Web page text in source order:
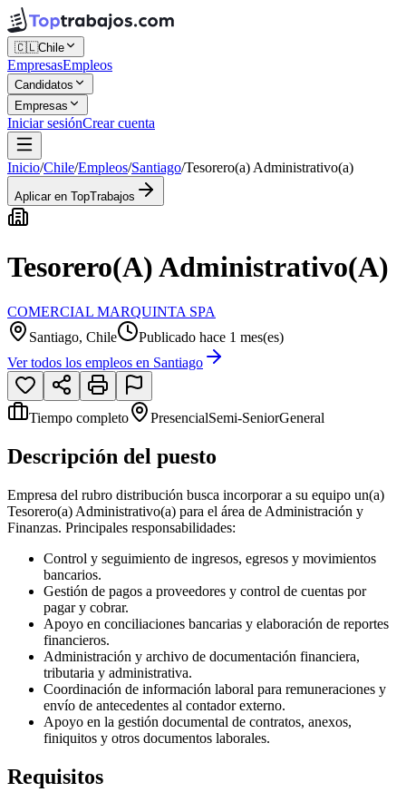
🇨🇱Chile
EmpresasEmpleos
Candidatos
Empresas
Iniciar sesiónCrear cuenta
Inicio/Chile/Empleos/Santiago/Tesorero(a) Administrativo(a)
Aplicar en TopTrabajos
Tesorero(a) Administrativo(a)
COMERCIAL MARQUINTA SPA
Santiago, Chile
Publicado hace 1 mes(es)
Ver todos los empleos en Santiago
Tiempo completo PresencialSemi-SeniorGeneral
Descripción del puesto
Empresa del rubro distribución busca incorporar a su equipo un(a)
Tesorero(a) Administrativo(a) para el área de Administración y
Finanzas. Principales responsabilidades:
Control y seguimiento de ingresos, egresos y movimientos
bancarios.
Gestión de pagos a proveedores y control de cuentas por
pagar y cobrar.
Apoyo en conciliaciones bancarias y elaboración de reportes
financieros.
Administración y archivo de documentación financiera,
tributaria y administrativa.
Coordinación de información laboral para remuneraciones y
envío de antecedentes al contador externo.
Apoyo en la gestión documental de contratos, anexos,
finiquitos y otros documentos laborales.
Requisitos